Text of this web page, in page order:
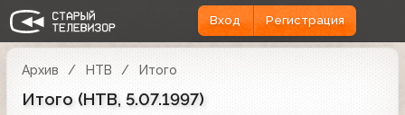
Вход Регистрация
Архив НТВ Итого
Итого (НТВ, 5.07.1997)